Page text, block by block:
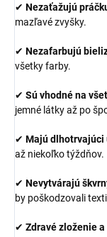
✔ Nezaťažujú
mazľavé zvyšky.
✔ Nezafarbujú
všetky farby.
✔ Sú vhodné na
jemné látky až po
✔ Majú dlhotrvajúci
až niekoľko týždňov.
✔ Nevytvárajú
by poškodzovali
✔ Zdravé zloženie